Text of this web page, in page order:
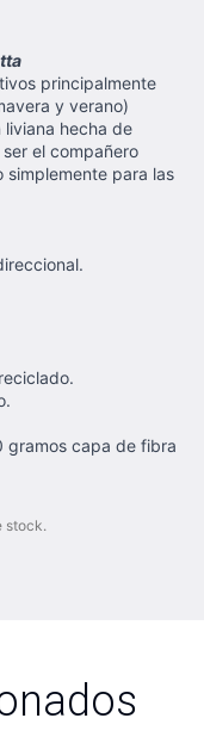
principalmente
y verano)
liviana hecha de
el compañero
para las
gramos capa de fibra
stock.